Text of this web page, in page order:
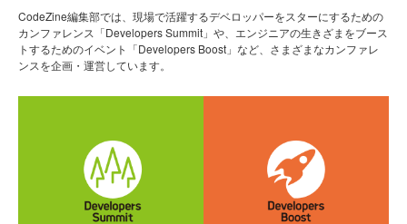
CodeZine編集部では、現場で活躍するデベロッパーをスターにするための
カンファレンス「Developers Summit」や、エンジニアの生きざまをブース
トするためのイベント「Developers Boost」など、さまざまなカンファレ
ンスを企画・運営しています。